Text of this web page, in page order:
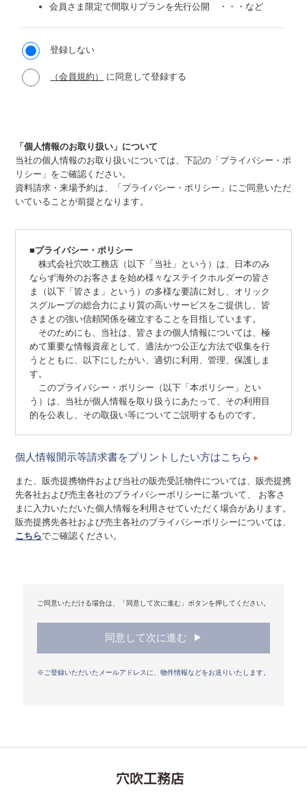
会員さま限定で間取りプランを先行公開 ・・・など
登録しない
（会員規約） に同意して登録する
「個人情報のお取り扱い」について
当社の個人情報のお取り扱いについては、下記の「プライバシー・ポ
リシー」をご確認ください。
資料請求・来場予約は、「プライバシー・ポリシー」にご同意いただ
いていることが前提となります。
■プライバシー・ポリシー
株式会社穴吹工務店（以下「当社」という）は、日本のみ
ならず海外のお客さまを始め様々なステイクホルダーの皆さ
ま（以下「皆さま」という）の多様な要請に対し、オリック
スグループの総合力により質の高いサービスをご提供し、皆
さまとの強い信頼関係を確立することを目指しています。
そのためにも、当社は、皆さまの個人情報については、極
めて重要な情報資産として、適法かつ公正な方法で収集を行
うとともに、以下にしたがい、適切に利用、管理、保護しま
す。
このプライバシー・ポリシー（以下「本ポリシー」とい
う）は、当社が個人情報を取り扱うにあたって、その利用目
的を公表し、その取扱い等についてご説明するものです。
１．法令の遵守
は、すべての役職員に個人情報の取扱いに関する法令および
その他規範を周知・遵守させることが必要であることを認識
し、その徹底をはかります。
２．コンプライアンス・プログラムの継続的改善
３．適用範囲
本ポリシーは、当社が事業を行う全ての国や地域におい
て、当社が取り扱う全ての個人情報に適用されます。
当社では、サービスの機能実現のための情報収集手段とし
まれません。当社は、ここで収集したデータを、当社Webサ
イトの利用者動向分析や、利用状況を基とした当社外のWeb
個人情報開示等請求書をプリントしたい方はこちら
また、販売提携物件および当社の販売受託物件については、販売提携
先各社および売主各社のプライバシーポリシーに基づいて、 お客さ
まに入力いただいた個人情報を利用させていただく場合があります。
販売提携先各社および売主各社のプライバシーポリシーについては、
こちらでご確認ください。
ご同意いただける場合は、「同意して次に進む」ボタンを押してください。
同意して次に進む
※ご登録いただいたメールアドレスに、物件情報などをお送りいたします。